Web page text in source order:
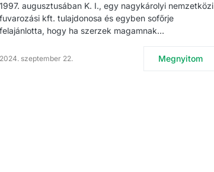
1997. augusztusában K. I., egy nagykárolyi nemzetközi
fuvarozási kft. tulajdonosa és egyben sofőrje
felajánlotta, hogy ha szerzek magamnak…
2024. szeptember 22. Megnyitom